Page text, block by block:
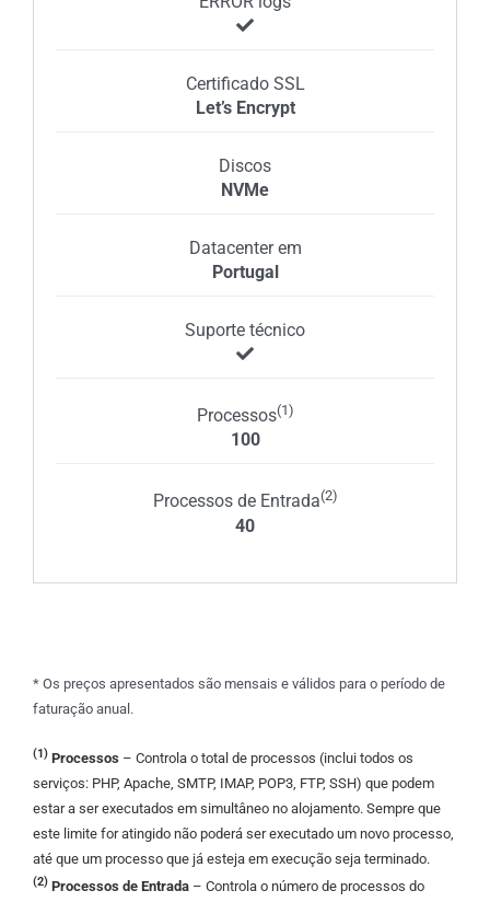
Certificado SSL
Let’s Encrypt
Discos
NVMe
Datacenter em
Portugal
Suporte técnico
Processos(1)
100
Processos de Entrada(2)
40
* Os preços apresentados são mensais e válidos para o período de
faturação anual.
(1)Processos– Controla o total de processos (inclui todos os
serviços: PHP, Apache, SMTP, IMAP, POP3, FTP, SSH) que podem
estar a ser executados em simultâneo no alojamento. Sempre que
este limite for atingido não poderá ser executado um novo processo,
até que um processo que já esteja em execução seja terminado.
(2)Processos de Entrada– Controla o número de processos do